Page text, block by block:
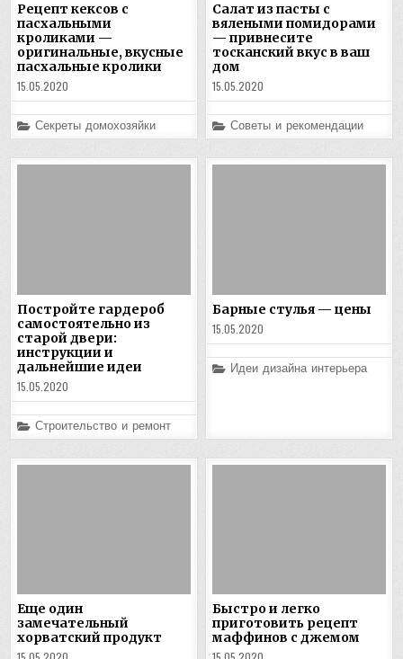
Рецепт кексов с
пасхальными
кроликами —
оригинальные, вкусные
пасхальные кролики
15.05.2020
Posted
in
Секреты домохозяйки
Салат из пасты с
вялеными помидорами
— привнесите
тосканский вкус в ваш
дом
15.05.2020
Posted
in
Советы и рекомендации
Постройте гардероб
самостоятельно из
старой двери:
инструкции и
дальнейшие идеи
15.05.2020
Posted
in
Строительство и ремонт
Барные стулья — цены
15.05.2020
Posted
in
Идеи дизайна интерьера
Еще один
замечательный
хорватский продукт
Быстро и легко
приготовить рецепт
маффинов с джемом